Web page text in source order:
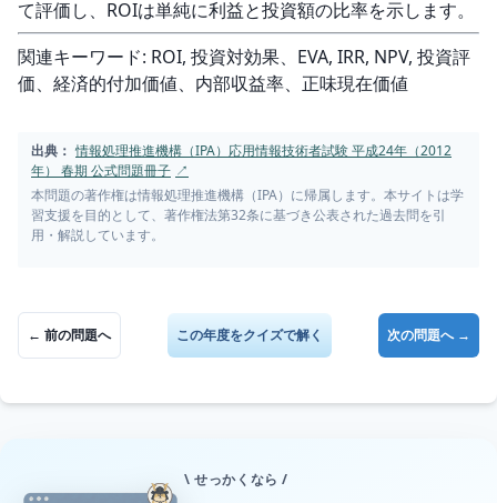
て評価し、ROIは単純に利益と投資額の比率を示します。
関連キーワード: ROI, 投資対効果、EVA, IRR, NPV, 投資評
価、経済的付加価値、内部収益率、正味現在価値
出典： 情報処理推進機構（IPA）応用情報技術者試験 平成24年（2012
年） 春期 公式問題冊子 ↗
本問題の著作権は情報処理推進機構（IPA）に帰属します。本サイトは学
習支援を目的として、著作権法第32条に基づき公表された過去問を引
用・解説しています。
← 前の問題へ この年度をクイズで解く 次の問題へ →
\ せっかくなら /